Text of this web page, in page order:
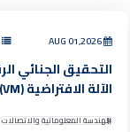
AUG 01,2026
التحقيق الجنائي
الآلة الافتراضية (VM): إطار عمل مفاهيمي
الهندسة المعلوماتية والاتصالات